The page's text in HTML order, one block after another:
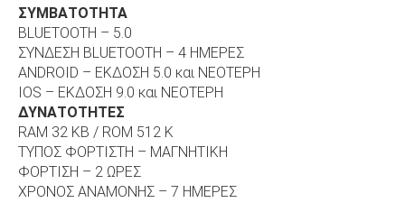
ΣΥΜΒΑΤΟΤΗΤΑ
BLUETOOTH – 5.0
ΣΥΝΔΕΣΗ BLUETOOTH – 4 ΗΜΕΡΕΣ
ANDROID – ΕΚΔΟΣΗ 5.0 και ΝΕΟΤΕΡΗ
IOS – ΕΚΔΟΣΗ 9.0 και ΝΕΟΤΕΡΗ
ΔΥΝΑΤΟΤΗΤΕΣ
RAM 32 KB / ROM 512 K
ΤΥΠΟΣ ΦΟΡΤΙΣΤΗ – ΜΑΓΝΗΤΙΚΗ
ΦΟΡΤΙΣΗ – 2 ΩΡΕΣ
ΧΡΟΝΟΣ ΑΝΑΜΟΝΗΣ – 7 ΗΜΕΡΕΣ